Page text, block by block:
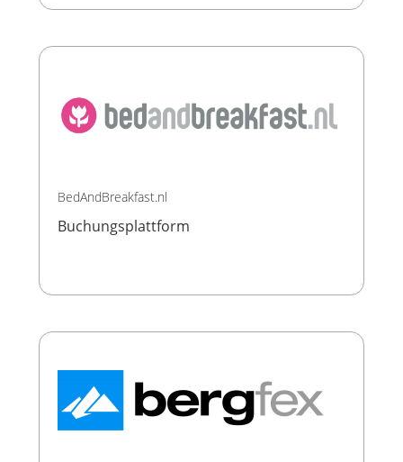
BedAndBreakfast.nl
Buchungsplattform